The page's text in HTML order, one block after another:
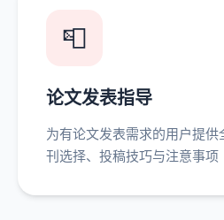
📮
论文发表指导
为有论文发表需求的用户提供
刊选择、投稿技巧与注意事项